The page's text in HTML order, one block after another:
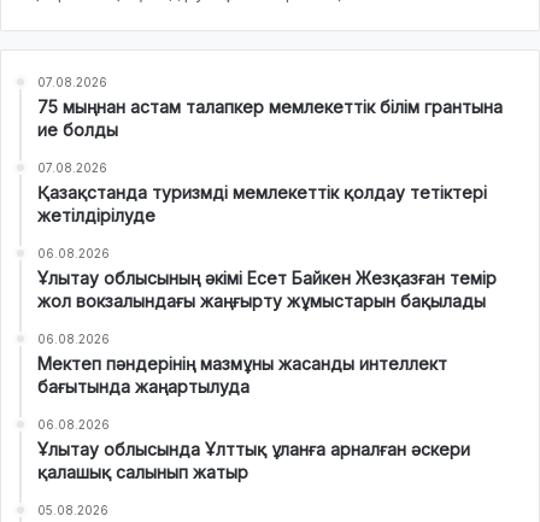
07.08.2026
75 мыңнан астам талапкер мемлекеттік білім грантына
ие болды
07.08.2026
Қазақстанда туризмді мемлекеттік қолдау тетіктері
жетілдірілуде
06.08.2026
Ұлытау облысының әкімі Есет Байкен Жезқазған темір
жол вокзалындағы жаңғырту жұмыстарын бақылады
06.08.2026
Мектеп пәндерінің мазмұны жасанды интеллект
бағытында жаңартылуда
06.08.2026
Ұлытау облысында Ұлттық ұланға арналған әскери
қалашық салынып жатыр
05.08.2026